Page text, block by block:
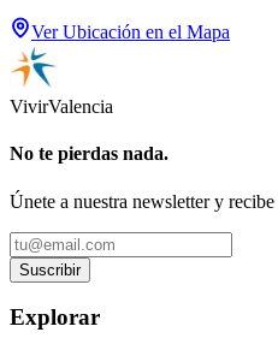
Ver Ubicación en el Mapa
VivirValencia
No te pierdas nada.
Únete a nuestra newsletter y
Suscribir
Explorar